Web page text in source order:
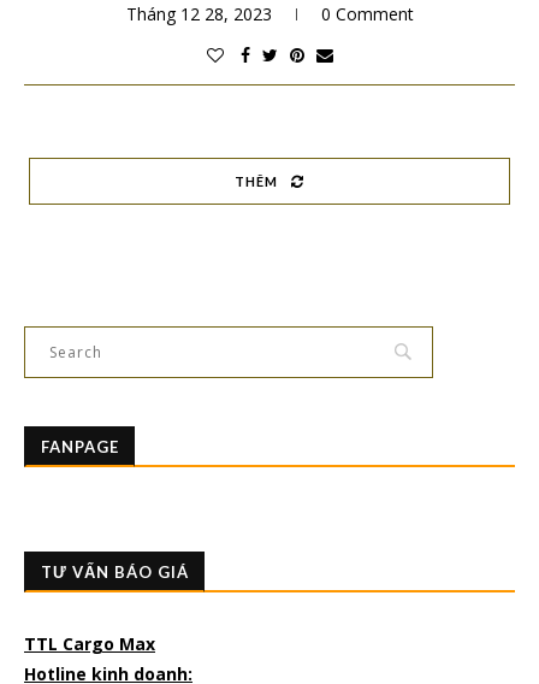
Tháng 12 28, 2023 0 Comment
THÊM
FANPAGE
TƯ VẤN BÁO GIÁ
TTL Cargo Max
Hotline kinh doanh: